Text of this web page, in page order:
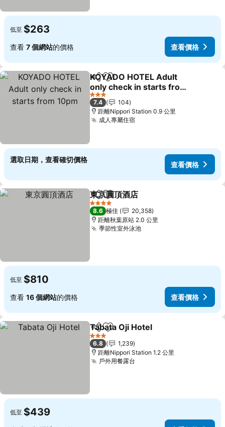
低至 $263
查看 7 個網站的價格 查看價格
分享 放到收藏夾
KOYADO HOTEL Adult
only check in starts from
10pm
3 星級
7.4
104
距離Nippori Station 0.9 公里
成人專屬住宿
選取日期，查看確切價格
查看價格
分享 放到收藏夾
東京圓頂酒店
4 星級
8.6 極佳
20,358
距離秋葉原站 2.0 公里
季節性室外泳池
低至 $810
查看 16 個網站的價格 查看價格
分享 放到收藏夾
Tabata Oji Hotel
3 星級
6.8
1,239
距離Nippori Station 1.2 公里
戶外用餐露台
低至 $439